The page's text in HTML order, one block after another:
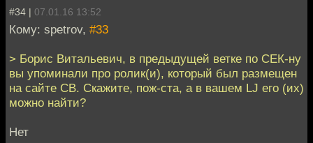
#34 | 07.01.16 13:52
Кому: spetrov, #33
> Борис Витальевич, в предыдущей ветке по СЕК-ну
вы упоминали про ролик(и), который был размещен
на сайте СВ. Скажите, пож-ста, а в вашем LJ его (их)
можно найти?
Нет